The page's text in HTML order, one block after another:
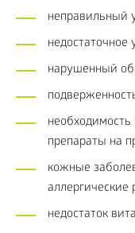
неправильный
недостаточное
нарушенный
препараты на
кожные
аллергические
недостаток